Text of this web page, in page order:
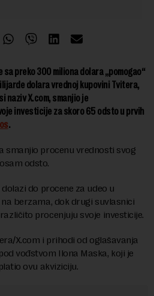
preko 300 miliona dolara „pomogao“
dolara vrednoj kupovini Tvitera,
naziv X.com, smanjio je
investicije za skoro 65 odsto u prvih
.
smanjio procenu vrednosti svog
odsto.
do procene za udeo u
berzama, dok drugi suvlasnici
procenjuju svoje investicije.
X.com i prihodi od oglašavanja
vođstvom Ilona Maska, koji je
ovu akviziciju.